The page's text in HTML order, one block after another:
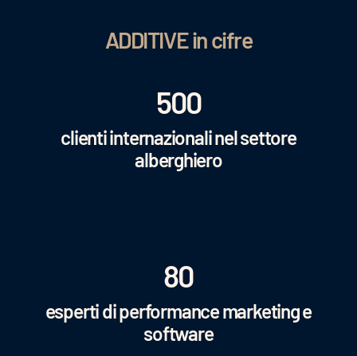
ADDITIVEin cifre
500
clienti internazionali nel settore
alberghiero
80
esperti di performance marketing e
software